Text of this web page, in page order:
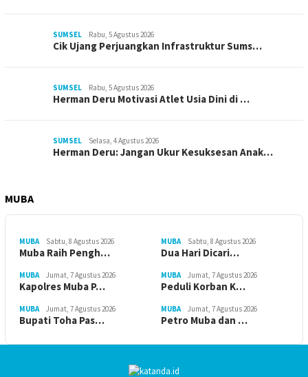
SUMSEL Rabu, 5 Agustus 2026
Cik Ujang Perjuangkan Infrastruktur Sums…
SUMSEL Rabu, 5 Agustus 2026
Herman Deru Motivasi Atlet Usia Dini di …
SUMSEL Selasa, 4 Agustus 2026
Herman Deru: Jangan Ukur Kesuksesan Anak…
MUBA
MUBA Sabtu, 8 Agustus 2026
Muba Raih Pengh…
MUBA Sabtu, 8 Agustus 2026
Dua Hari Dicari…
MUBA Jumat, 7 Agustus 2026
Kapolres Muba P…
MUBA Jumat, 7 Agustus 2026
Peduli Korban K…
MUBA Jumat, 7 Agustus 2026
Bupati Toha Pas…
MUBA Jumat, 7 Agustus 2026
Petro Muba dan …